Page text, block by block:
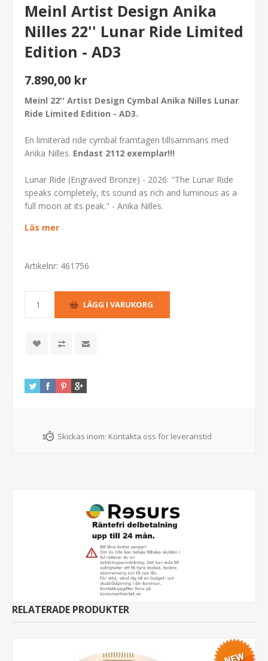
Meinl Artist Design Anika
Nilles 22'' Lunar Ride Limited
Edition - AD3
7.890,00 kr
Meinl 22'' Artist Design Cymbal Anika Nilles Lunar
Ride Limited Edition - AD3.
En limiterad ride cymbal framtagen tillsammans med
Anika Nilles. Endast 2112 exemplar!!!
Lunar Ride (Engraved Bronze) - 2026: "The Lunar Ride
speaks completely, its sound as rich and luminous as a
full moon at its peak." - Anika Nilles.
Läs mer
Artikelnr: 461756
Skickas inom: Kontakta oss för leveranstid
RELATERADE PRODUKTER